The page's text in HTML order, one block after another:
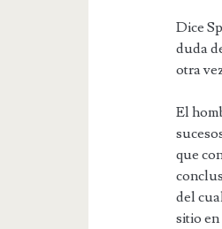
Dice
duda
otra
El
que
del
sitio en